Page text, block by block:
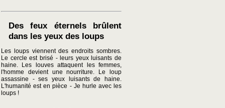
Des feux éternels brûlent
dans les yeux des loups
Les loups viennent des endroits sombres.
Le cercle est brisé - leurs yeux luisants de
haine. Les louves attaquent les femmes,
l'homme devient une nourriture. Le loup
assassine - ses yeux luisants de haine.
L'humanité est en pièce - Je hurle avec les
loups !